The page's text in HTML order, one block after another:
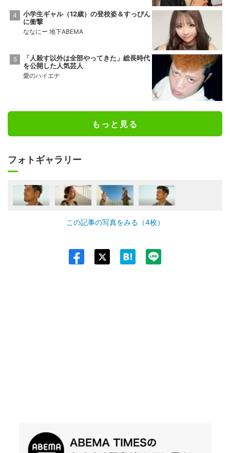
小学生ギャル（12歳）の登校姿＆すっぴん
に衝撃
ななにー 地下ABEMA
「人殺す以外は全部やってきた」総長時代
を公開した人気芸人
愛のハイエナ
もっと見る
フォトギャラリー
この記事の写真をみる（4枚）